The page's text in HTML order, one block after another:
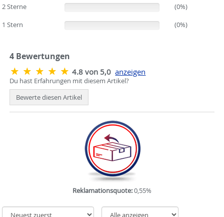
2 Sterne
(0%)
1 Stern
(0%)
4 Bewertungen
4.8 von 5,0 anzeigen
Du hast Erfahrungen mit diesem Artikel?
Bewerte diesen Artikel
Reklamationsquote:0,55%